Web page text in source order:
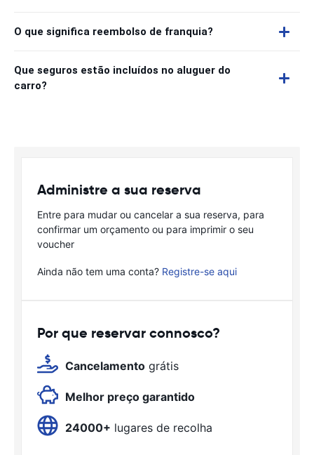
O que significa reembolso de franquia?
Que seguros estão incluídos no aluguer do
carro?
Administre a sua reserva
Entre para mudar ou cancelar a sua reserva, para
confirmar um orçamento ou para imprimir o seu
voucher
Ainda não tem uma conta? Registre-se aqui
Por que reservar connosco?
Cancelamento grátis
Melhor preço garantido
24000+ lugares de recolha